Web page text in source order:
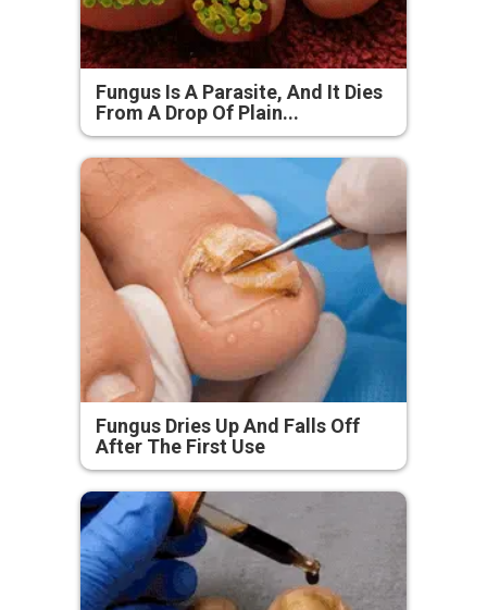
Fungus Is A Parasite, And It Dies
From A Drop Of Plain...
Fungus Dries Up And Falls Off
After The First Use